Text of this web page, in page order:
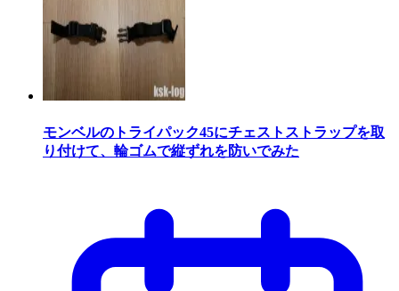
モンベルのトライパック45にチェストストラップを取
り付けて、輪ゴムで縦ずれを防いでみた